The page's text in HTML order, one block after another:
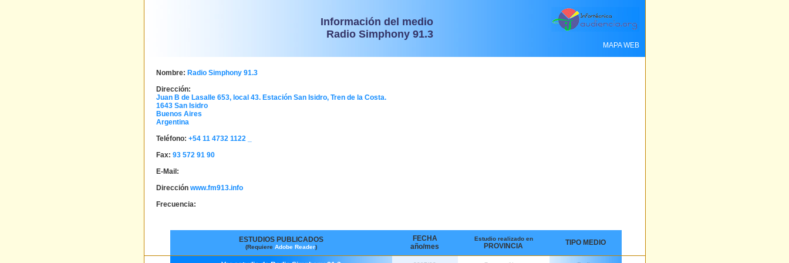
Información del medio
Radio Simphony 91.3
MAPA WEB
Nombre: Radio Simphony 91.3
Dirección:
Juan B de Lasalle 653, local 43. Estación San Isidro, Tren de la Costa.
1643 San Isidro
Buenos Aires
Argentina
Teléfono: +54 11 4732 1122 _
Fax: 93 572 91 90
E-Mail:
Dirección www.fm913.info
Frecuencia:
ESTUDIOS PUBLICADOS
(Requiere Adobe Reader)
FECHA
año/mes
Estudio realizado en
PROVINCIA TIPO MEDIO